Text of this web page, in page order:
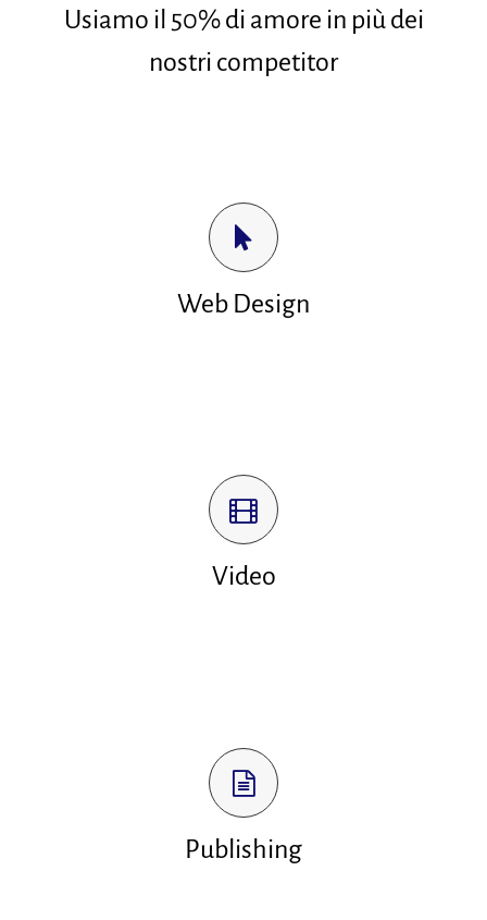
Usiamo il 50% di amore in più dei
nostri competitor
Web Design
grafiche su misura.
Lavoriamo html, css, php, wordpress, joomla
Pannello amministrativo per poter gestire
Video
eventi.
Seguiremo il lavoro video dalle riprese fino al
Video in flash o in gif per campagna adwords
Publishing
Realizziamo eBook .
Editing di scrittura. Seguiamo i vostri blog e la
Newsletter settimanali. Immagini